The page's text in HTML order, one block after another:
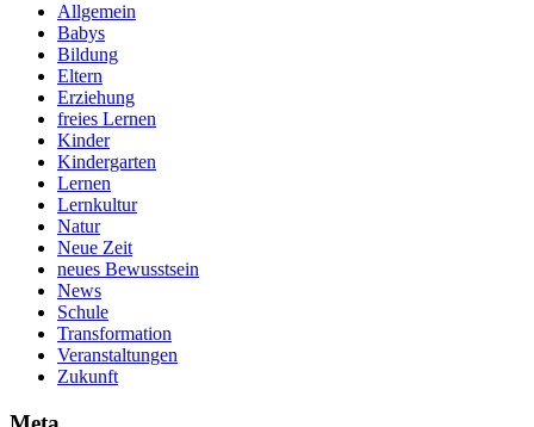
Allgemein
Babys
Bildung
Eltern
Erziehung
freies Lernen
Kinder
Kindergarten
Lernen
Lernkultur
Natur
Neue Zeit
neues Bewusstsein
News
Schule
Transformation
Veranstaltungen
Zukunft